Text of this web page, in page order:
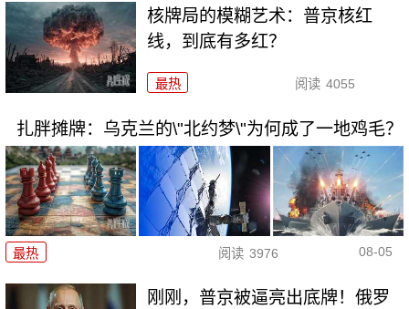
核牌局的模糊艺术：普京核红
线，到底有多红？
最热 阅读 4055
扎胖摊牌：乌克兰的\"北约梦\"为何成了一地鸡毛？
最热 阅读 3976 08-05
刚刚，普京被逼亮出底牌！俄罗